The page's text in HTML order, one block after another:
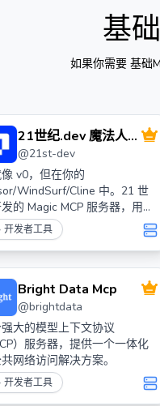
基
如果你需要 基础
21世纪.dev 魔法人工
智能代理
@21st-dev
v0，但在你的
WindSurf/Cline 中。21 世
的 Magic MCP 服务器，用于
一样与您的前端进行工
开发者工具
Bright Data Mcp
@brightdata
大的模型上下文协议
）服务器，提供一个一体化
网络访问解决方案。
开发者工具